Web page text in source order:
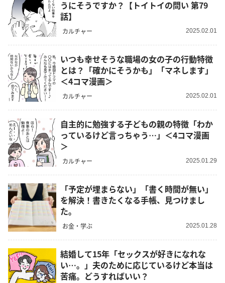
うにそうですか？【トイトイの問い 第79
話】
カルチャー 2025.02.01
いつも幸せそうな職場の女の子の行動特徴
とは？「確かにそうかも」「マネします」
＜4コマ漫画＞
カルチャー 2025.02.01
自主的に勉強する子どもの親の特徴「わか
っているけど言っちゃう…」＜4コマ漫画
＞
カルチャー 2025.01.29
「予定が埋まらない」「書く時間が無い」
を解決！書きたくなる手帳、見つけまし
た。
お金・学ぶ 2025.01.28
結婚して15年「セックスが好きになれな
い…。」夫のために応じているけど本当は
苦痛。どうすればいい？